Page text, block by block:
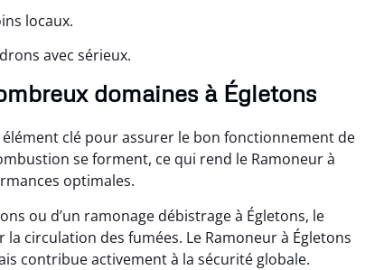
locaux.
avec sérieux.
domaines à Égletons
clé pour assurer le bon fonctionnement de
se forment, ce qui rend le Ramoneur à
optimales.
ou d’un ramonage débistrage à Égletons, le
circulation des fumées. Le Ramoneur à Égletons
contribue activement à la sécurité globale.